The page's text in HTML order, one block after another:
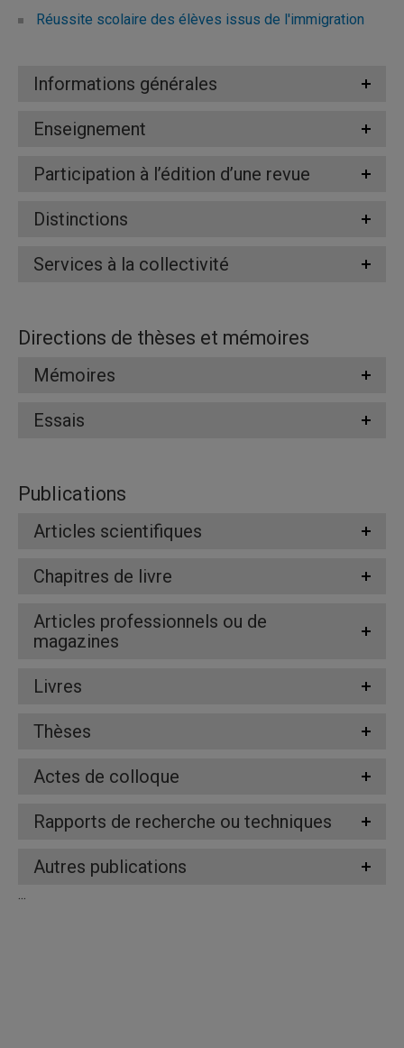
Réussite scolaire des élèves issus de l'immigration
Informations générales
Enseignement
Participation à l’édition d’une revue
Distinctions
Services à la collectivité
Directions de thèses et mémoires
Mémoires
Essais
Publications
Articles scientifiques
Chapitres de livre
Articles professionnels ou de
magazines
Livres
Thèses
Actes de colloque
Rapports de recherche ou techniques
Autres publications
...